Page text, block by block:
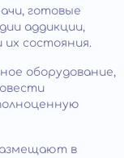
готовые
аддикции,
состояния.
оборудование,
в